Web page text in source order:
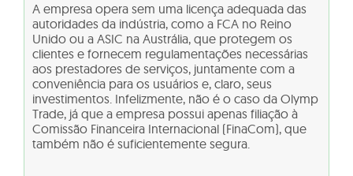
A empresa opera sem uma licença adequada das
autoridades da indústria, como a FCA no Reino
Unido ou a ASIC na Austrália, que protegem os
clientes e fornecem regulamentações necessárias
aos prestadores de serviços, juntamente com a
conveniência para os usuários e, claro, seus
investimentos. Infelizmente, não é o caso da Olymp
Trade, já que a empresa possui apenas filiação à
Comissão Financeira Internacional (FinaCom), que
também não é suficientemente segura.